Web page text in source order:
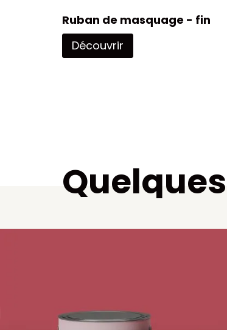
Ruban de masquage - fin
Découvrir
Quelques